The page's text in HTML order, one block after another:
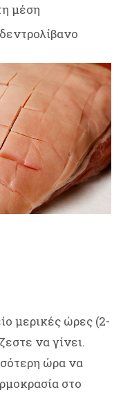
μέση
μερικές ώρες (2-
να γίνει.
ώρα να
στο